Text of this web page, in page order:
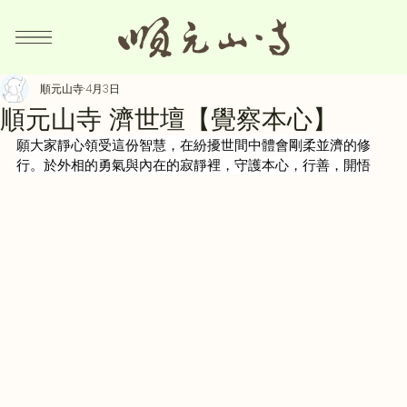
順元山寺 濟世壇【覺察本心】
順元山寺4月3日
願大家靜心領受這份智慧，在紛擾世間中體會剛柔並濟的修
行。於外相的勇氣與內在的寂靜裡，守護本心，行善，開悟